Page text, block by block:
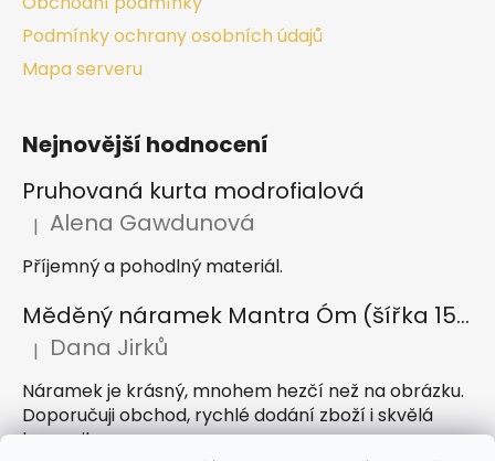
Podmínky ochrany osobních údajů
Mapa serveru
Nejnovější hodnocení
Pruhovaná kurta modrofialová
Hodnocení produktu je 5 z 5 hvězdiček.
| Alena Gawdunová
Příjemný a pohodlný materiál.
Měděný náramek Mantra Óm (šířka 15 mm)
Hodnocení produktu je 5 z 5 hvězdiček.
| Dana Jirků
Náramek je krásný, mnohem hezčí než na obrázku.
Doporučuji obchod, rychlé dodání zboží i skvělá
komunikace